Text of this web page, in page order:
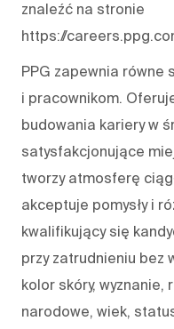
znaleźć na stronie
https://
PPG zapewnia równe
i pracownikom.
budowania kariery w
satysfakcjonujące
tworzy atmosferę
akceptuje pomysły i
kwalifikujący się
przy zatrudnieniu bez
kolor skóry, wyznanie,
narodowe, wiek,